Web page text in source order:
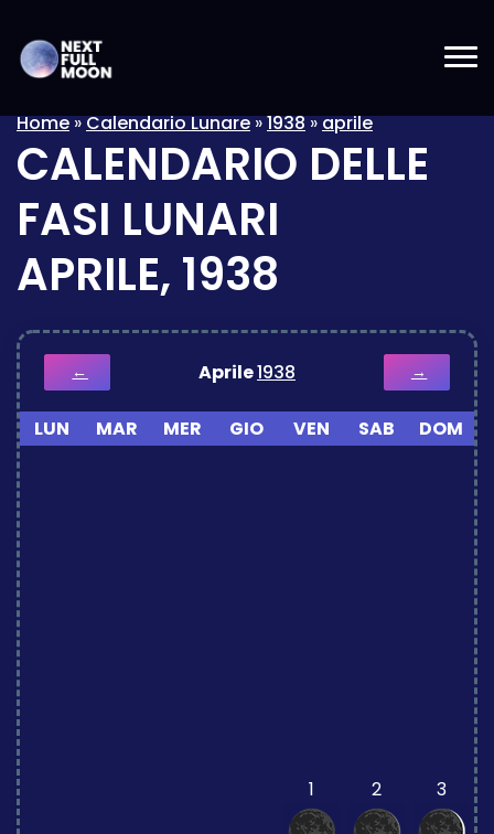
Home»Calendario Lunare»1938»aprile
CALENDARIO DELLE
FASI LUNARI
APRILE, 1938
← Aprile1938 →
LUN MAR MER GIO VEN SAB DOM
1 2 3